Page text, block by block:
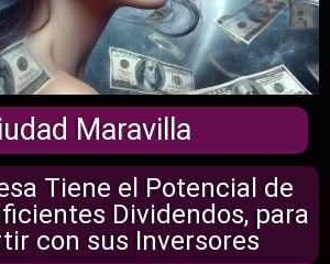
Maravilla
Tiene el Potencial de
Dividendos, para
con sus Inversores